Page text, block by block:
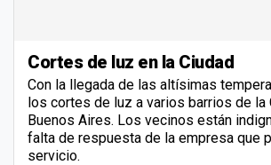
Cortes de luz en la Ciudad
Con la llegada de las altísimas
los cortes de luz a varios barrios de la
Buenos Aires. Los vecinos están
falta de respuesta de la empresa que
servicio.